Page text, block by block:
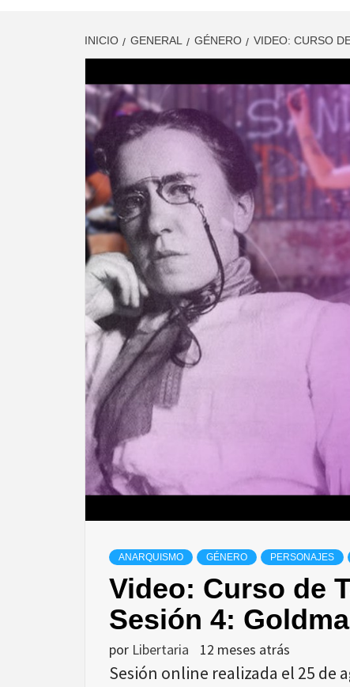
INICIO GENERAL GÉNERO VIDEO: CURSO
ANARQUISMO GÉNERO PERSONAJES
Video: Curso de
Sesión 4:
por Libertaria 12 meses atrás
Sesión online realizada el 25 de